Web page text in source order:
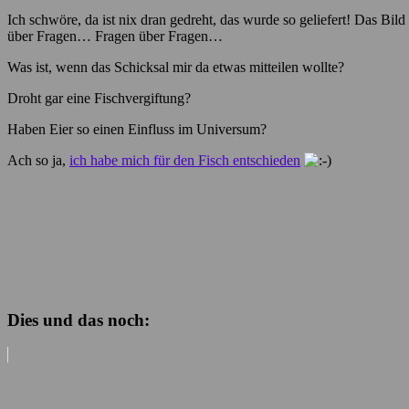
Ich schwöre, da ist nix dran gedreht, das wurde so geliefert! Das
über Fragen… Fragen über Fragen…
Was ist, wenn das Schicksal mir da etwas mitteilen wollte?
Droht gar eine Fischvergiftung?
Haben Eier so einen Einfluss im Universum?
Ach so ja, ich habe mich für den Fisch entschieden
Dies und das noch: